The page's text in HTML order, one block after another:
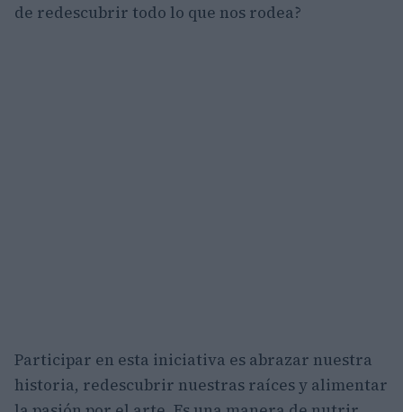
de redescubrir todo lo que nos rodea?
Participar en esta iniciativa es abrazar nuestra
historia, redescubrir nuestras raíces y alimentar